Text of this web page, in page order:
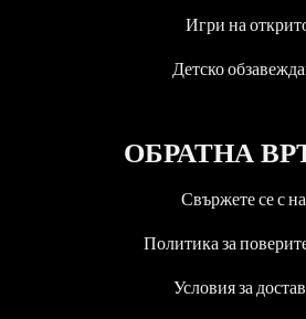
Игри на
Детско
ОБРАТНА
Свържете се с
Политика за
Условия за